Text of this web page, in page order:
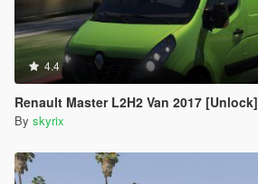
4.4
Renault Master L2H2 Van 2017 [Unlock]
By skyrix